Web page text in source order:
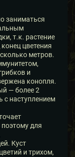
заниматься
т.к. растение
цветения
метров.
и
конопля.
— более 2
с наступлением
для
Куст
и трихом,